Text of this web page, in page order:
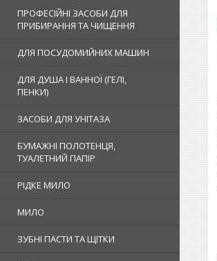
ПРОФЕСІЙНІ ЗАСОБИ ДЛЯ
ПРИБИРАННЯ ТА ЧИЩЕННЯ
ДЛЯ ПОСУДОМИЙНИХ МАШИН
ДЛЯ ДУША І ВАННОЇ (ГЕЛІ,
ПЕНКИ)
ЗАСОБИ ДЛЯ УНІТАЗА
БУМАЖНІ ПОЛОТЕНЦЯ,
ТУАЛЕТНИЙ ПАПІР
РІДКЕ МИЛО
МИЛО
ЗУБНІ ПАСТИ ТА ЩІТКИ